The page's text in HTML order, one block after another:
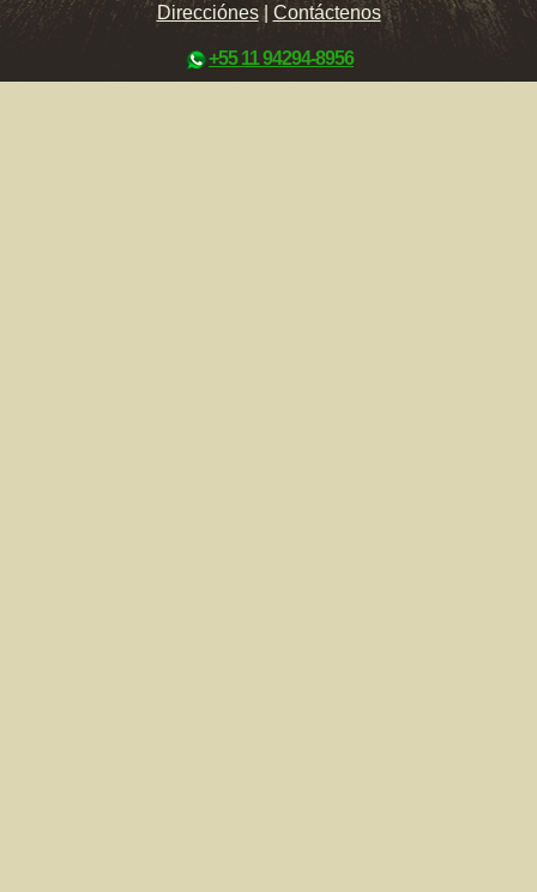
Direcciónes| Contáctenos
+55 11 94294-8956